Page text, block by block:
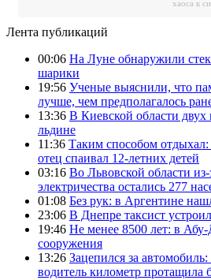
хаоса к
Лента публикаций
00:06 На Луне обнаружили
шарики
19:56 Ученые выяснили, что
лучше, чем предполагалось
13:36 В Киевской области двух
льдине
11:36 Таким способом
отец спаивал 12-летних детей
03:16 Во Львовской области
электричества остались 277
01:08 Без рук: в Аргентине
23:06 В Днепре таксист
19:46 Не менее 8500 лет: в
сооружения
13:26 Зацепился за
водитель километр протащила